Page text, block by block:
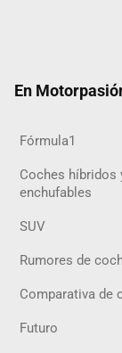
En
Fórmula1
Coches híbridos
enchufables
SUV
Rumores de
Comparativa de
Futuro